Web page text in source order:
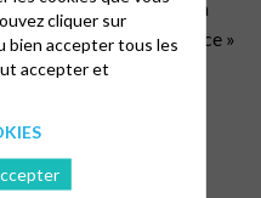
la paix, la patience, la
douceur, la tempérance »
5,22.
cliquer sur
bien accepter tous les
accepter et